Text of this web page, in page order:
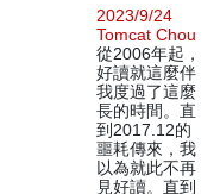
2023/9/24
Tomcat Chou
從2006年起，
好讀就這麼伴
我度過了這麼
長的時間。直
到2017.12的
噩耗傳來，我
以為就此不再
見好讀。直到